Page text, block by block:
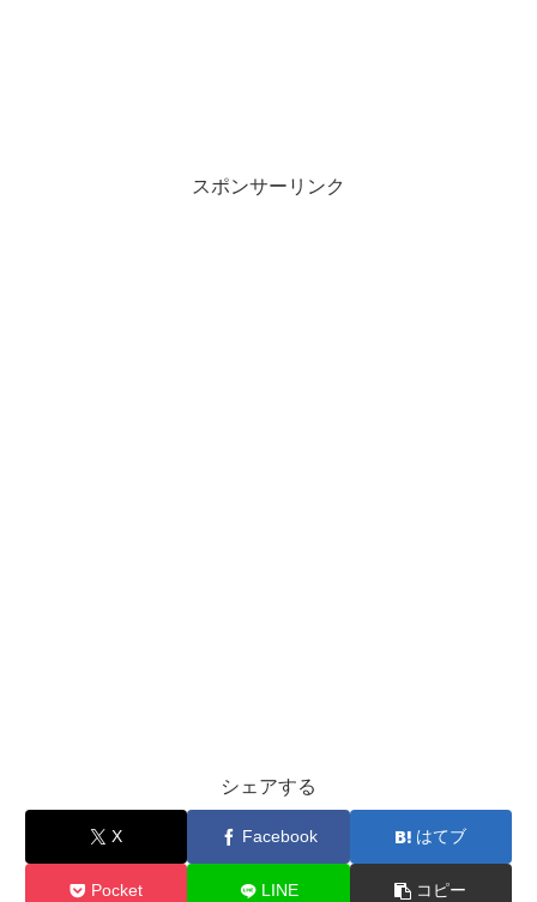
スポンサーリンク
シェアする
X Facebook はてブ
Pocket LINE コピー